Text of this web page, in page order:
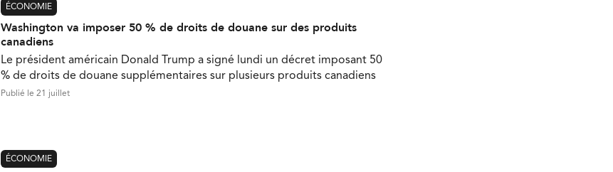
ÉCONOMIE
Washington va imposer 50 % de droits de douane sur des produits
canadiens
Le président américain Donald Trump a signé lundi un décret imposant 50
% de droits de douane supplémentaires sur plusieurs produits canadiens
Publié le 21 juillet
ÉCONOMIE